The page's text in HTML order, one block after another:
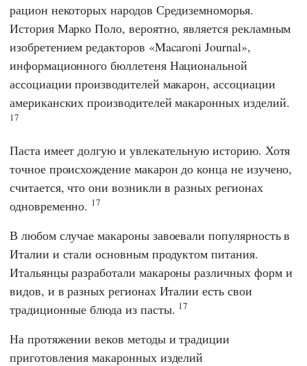
рацион некоторых народов Средиземноморья.
История Марко Поло, вероятно, является рекламным
изобретением редакторов «Macaroni Journal»,
информационного бюллетеня Национальной
ассоциации производителей макарон, ассоциации
американских производителей макаронных изделий.
17
Паста имеет долгую и увлекательную историю. Хотя
точное происхождение макарон до конца не изучено,
считается, что они возникли в разных регионах
одновременно. 17
В любом случае макароны завоевали популярность в
Италии и стали основным продуктом питания.
Итальянцы разработали макароны различных форм и
видов, и в разных регионах Италии есть свои
традиционные блюда из пасты. 17
На протяжении веков методы и традиции
приготовления макаронных изделий